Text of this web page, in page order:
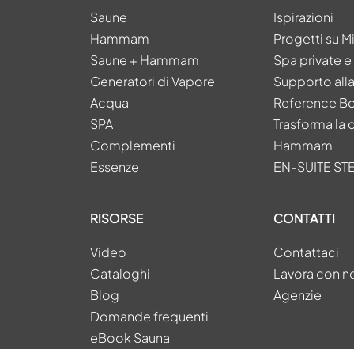
Saune
Hammam
Saune + Hammam
Generatori di Vapore
Acqua
SPA
Complementi
Essenze
Ispirazioni
Progetti su
Spa private
Supporto
Reference
Trasforma la
Hammam
EN-SUITE
RISORSE
Video
Cataloghi
Blog
Domande frequenti
eBook Sauna
CONTATTI
Contattaci
Lavora con
Agenzie